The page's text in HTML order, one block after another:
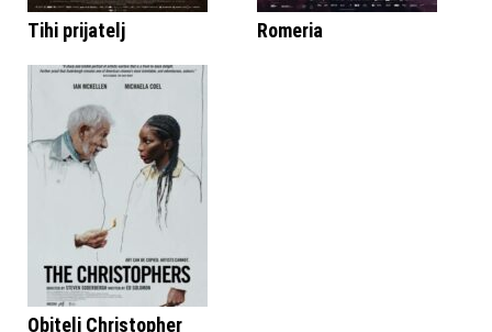
Tihi prijatelj Romeria
Obitelj Christopher